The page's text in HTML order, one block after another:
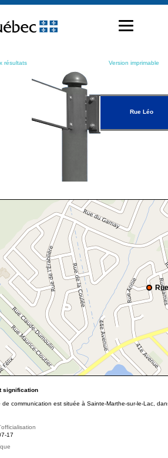
résultats Version imprimable
Rue Léo
signification
de communication est située à Sainte-Marthe-sur-le-Lac,
17